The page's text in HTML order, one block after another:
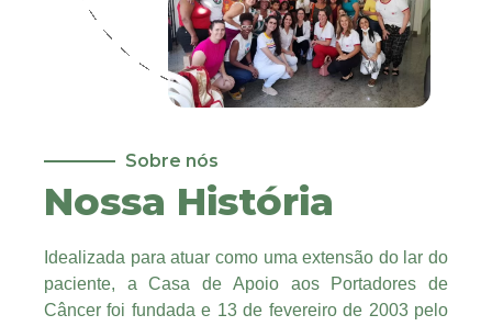
Sobre nós
Nossa História
Idealizada para atuar como uma extensão do lar do
paciente, a Casa de Apoio aos Portadores de
Câncer foi fundada e 13 de fevereiro de 2003 pelo